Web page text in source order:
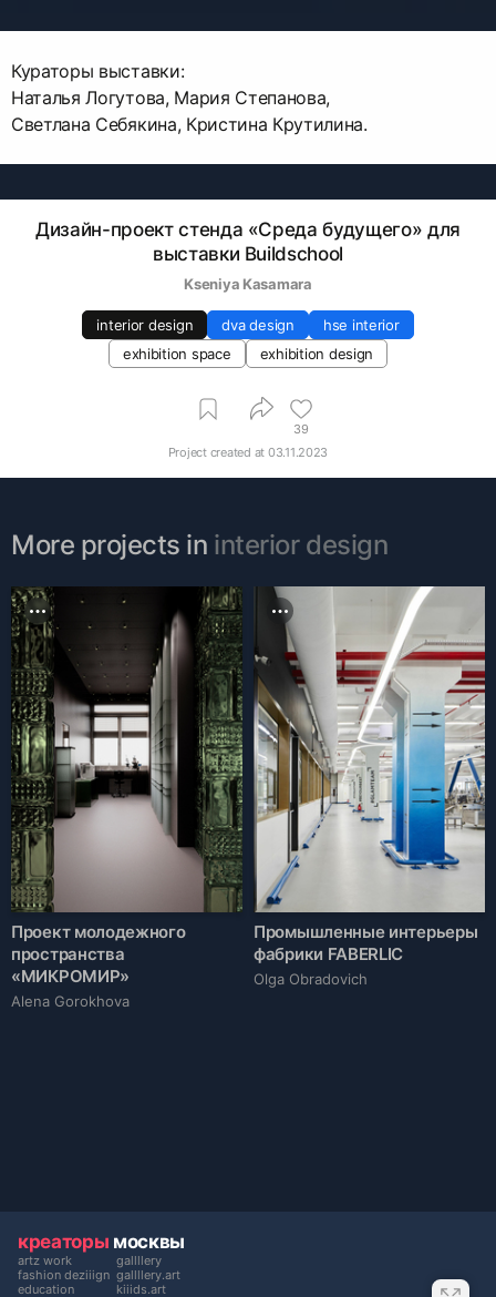
Кураторы выставки:
Наталья Логутова, Мария Степанова,
Светлана Себякина, Кристина Крутилина.
Дизайн-проект стенда «Среда будущего» для
выставки Buildschool
Kseniya Kasamara
interior design dva design
hse interior
exhibition space
exhibition design
39
Project created at 03.11.2023
More projects in interior design
Проект молодежного
пространства
«МИКРОМИР»
Alena Gorokhova
Промышленные интерьеры
фабрики FABERLIC
Olga Obradovich
креаторы москвы
artz work
fashion deziiign
education
gallllery
gallllery.art
kiiids.art